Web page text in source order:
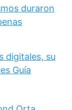
duraron
digitales, su
Guía